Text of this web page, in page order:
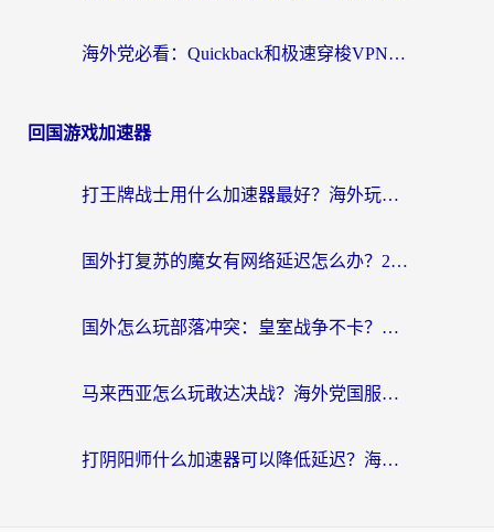
海外党必看：Quickback和极速穿梭VPN好用吗？3步选对回国加速器实现无缝刷国内资源
回国游戏加速器
打王牌战士用什么加速器最好？海外玩家的终极选择指南
国外打复苏的魔女有网络延迟怎么办？2026海外玩家国服游戏加速全攻略
国外怎么玩部落冲突：皇室战争不卡？海外玩家畅玩国服游戏终极指南
马来西亚怎么玩敢达决战？海外党国服游戏加速避坑指南（附实测推荐）
打阴阳师什么加速器可以降低延迟？海外玩家的真实困境与破局